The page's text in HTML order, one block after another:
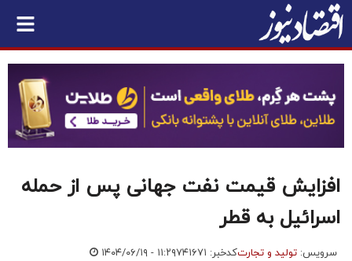
افزایش قیمت نفت جهانی پس از حمله
اسرائیل به قطر
سرویس: تولید و تجارتکدخبر: ۷۴۱۶۷۱ ۱۴۰۴/۰۶/۱۹ - ۱۱:۲۹